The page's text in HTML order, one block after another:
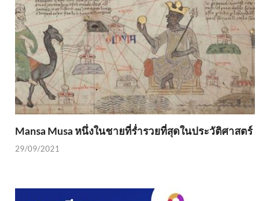
Mansa Musa หนึ่งในชายที่ร่ำรวยที่สุดในประวัติศาสตร์
29/09/2021